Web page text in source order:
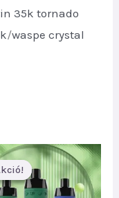
35k tornado
/waspe crystal